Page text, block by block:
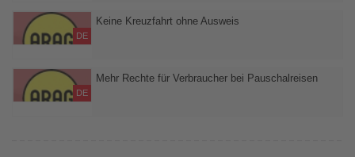
die unabhängige Rechtsprechung
DE
Keine Kreuzfahrt ohne Ausweis
München, welches entschied, dass ein Ehepaar keinen Anspruch
auf vollständige Erstattung einer Kreuzfahrt hat, wenn der
Personalausweis kurz vor Reisebeginn gestohlen wird.
DE
Mehr Rechte für Verbraucher bei Pauschalreisen